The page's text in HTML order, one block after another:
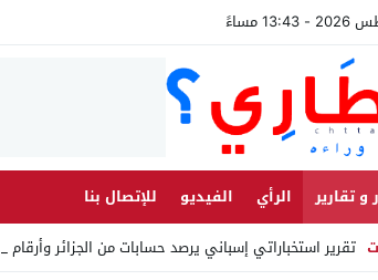
و تقارير الرأي الفيديو
للإتصال بنا
تقرير استخباراتي إسباني يرصد حسابات من الجزائر وأرقاما بـ”213+” _